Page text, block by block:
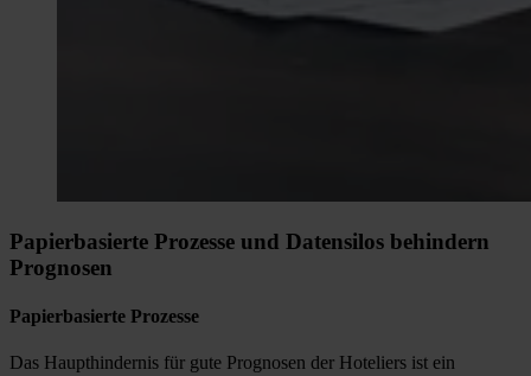
Papierbasierte Prozesse und Datensilos behindern
Prognosen
Papierbasierte Prozesse
Das Haupthindernis für gute Prognosen der Hoteliers ist ein